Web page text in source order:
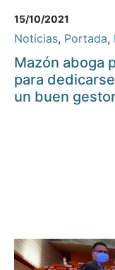
15/10/2021
Noticias, Portada,
Mazón aboga
para
un buen